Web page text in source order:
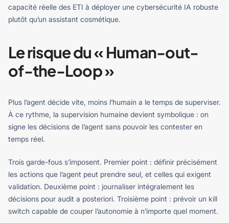
capacité réelle des ETI à déployer une cybersécurité IA robuste
plutôt qu’un assistant cosmétique.
Le risque du « Human-out-
of-the-Loop »
Plus l’agent décide vite, moins l’humain a le temps de superviser.
À ce rythme, la supervision humaine devient symbolique : on
signe les décisions de l’agent sans pouvoir les contester en
temps réel.
Trois garde-fous s’imposent. Premier point : définir précisément
les actions que l’agent peut prendre seul, et celles qui exigent
validation. Deuxième point : journaliser intégralement les
décisions pour audit a posteriori. Troisième point : prévoir un kill
switch capable de couper l’autonomie à n’importe quel moment.